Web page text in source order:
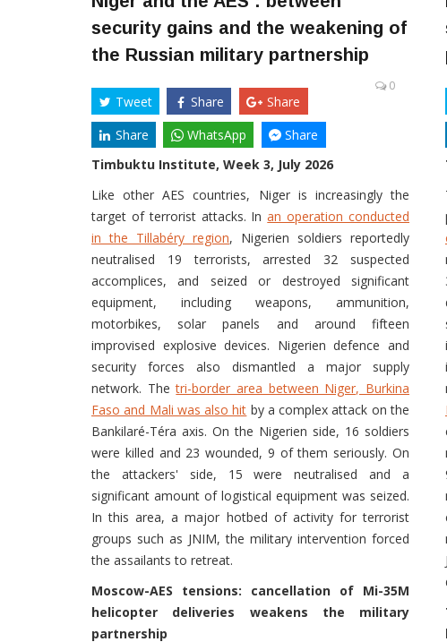
security gains and the weakening of
the Russian military partnership
0
Tweet Share
Share
Share
WhatsApp
Share
Timbuktu Institute, Week 3, July 2026
Like other AES countries, Niger is increasingly the
target of terrorist attacks. Inan operation conducted
in the Tillabéry region, Nigerien soldiers reportedly
neutralised 19 terrorists, arrested 32 suspected
accomplices, and seized or destroyed significant
equipment, including weapons, ammunition,
motorbikes, solar panels and around fifteen
improvised explosive devices. Nigerien defence and
security forces also dismantled a major supply
network. Thetri-border area between Niger, Burkina
Faso and Mali was also hit by a complex attack on the
Bankilaré-Téra axis. On the Nigerien side, 16 soldiers
were killed and 23 wounded, 9 of them seriously. On
the attackers' side, 15 were neutralised and a
significant amount of logistical equipment was seized.
In this area, a major hotbed of activity for terrorist
groups such as JNIM, the military intervention forced
the assailants to retreat.
Moscow-AES tensions: cancellation of Mi-35M
helicopter deliveries weakens the military
partnership